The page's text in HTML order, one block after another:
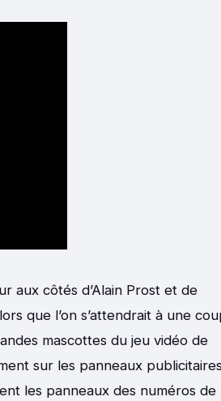
aux côtés d’Alain Prost et de
que l’on s’attendrait à une
mascottes du jeu vidéo de
sur les panneaux publicitaires
les panneaux des numéros de